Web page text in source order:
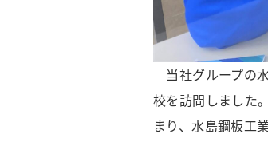
当社グループの
校を訪問しました
まり、水島鋼板工